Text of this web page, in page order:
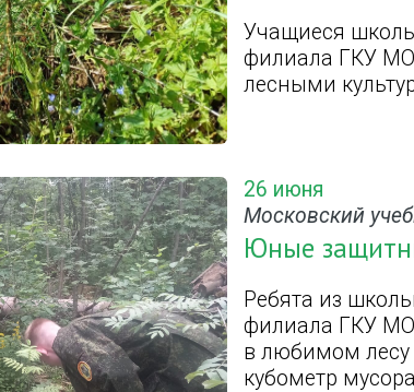
Учащиеся
филиала ГКУ МО
лесными
26 июня
Московский
Юные
Ребята из
филиала ГКУ МО
в любимом лесу
кубометр